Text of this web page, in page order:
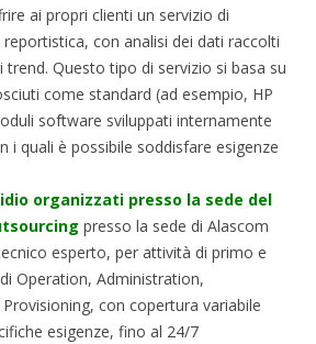
ai propri clienti un servizio di
con analisi dei dati raccolti
trend. Questo tipo di servizio si basa su
come standard (ad esempio, HP
software sviluppati internamente
i quali è possibile soddisfare esigenze
organizzati presso la sede del
presso la sede di Alascom
esperto, per attività di primo e
Operation, Administration,
con copertura variabile
esigenze, fino al 24/7